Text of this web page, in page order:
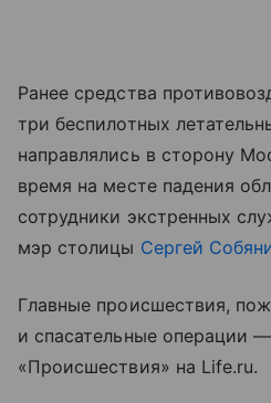
Ранее средства
три беспилотных
направлялись в сторону
время на месте падения
сотрудники экстренных
мэр столицы Сергей
Главные происшествия,
и спасательные операции
«Происшествия» на Life.ru.